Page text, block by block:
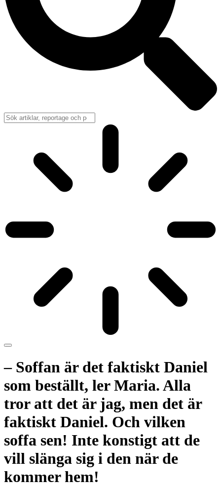
– Soffan är det faktiskt Daniel
som beställt, ler Maria. Alla
tror att det är jag, men det är
faktiskt Daniel. Och vilken
soffa sen! Inte konstigt att de
vill slänga sig i den när de
kommer hem!